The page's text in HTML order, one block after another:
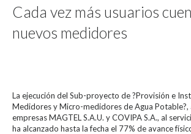
Cada vez más usuarios
nuevos medidores
La ejecución del Sub-proyecto de ?Provisión e
Medidores y Micro-medidores de Agua Potable?,
empresas MAGTEL S.A.U. y COVIPA S.A., al
ha alcanzado hasta la fecha el 77% de avance